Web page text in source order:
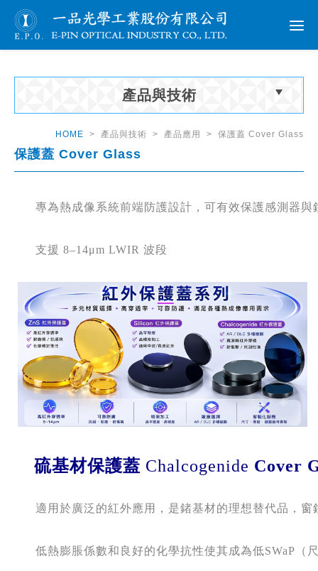
產品與技術
HOME > 產品與技術 > 產品應用 > 保護蓋 Cover Glass
保護蓋 Cover Glass
專為熱成像系統前端防護設計，可有效保護感測器
      支援
8–14μm LWIR 波段
    硫基材保護蓋
Chalcogenide Cover
適用於廣泛的紅外應用，是鍺基材的理想替代品，窗
      低熱膨脹係數和良好的化學抗性使其成為低
SWaP （